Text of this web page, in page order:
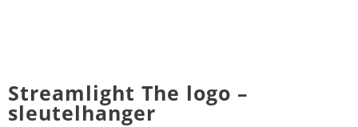
Streamlight The logo –
sleutelhanger